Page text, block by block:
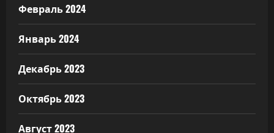
Февраль 2024
Январь 2024
Декабрь 2023
Октябрь 2023
Август 2023